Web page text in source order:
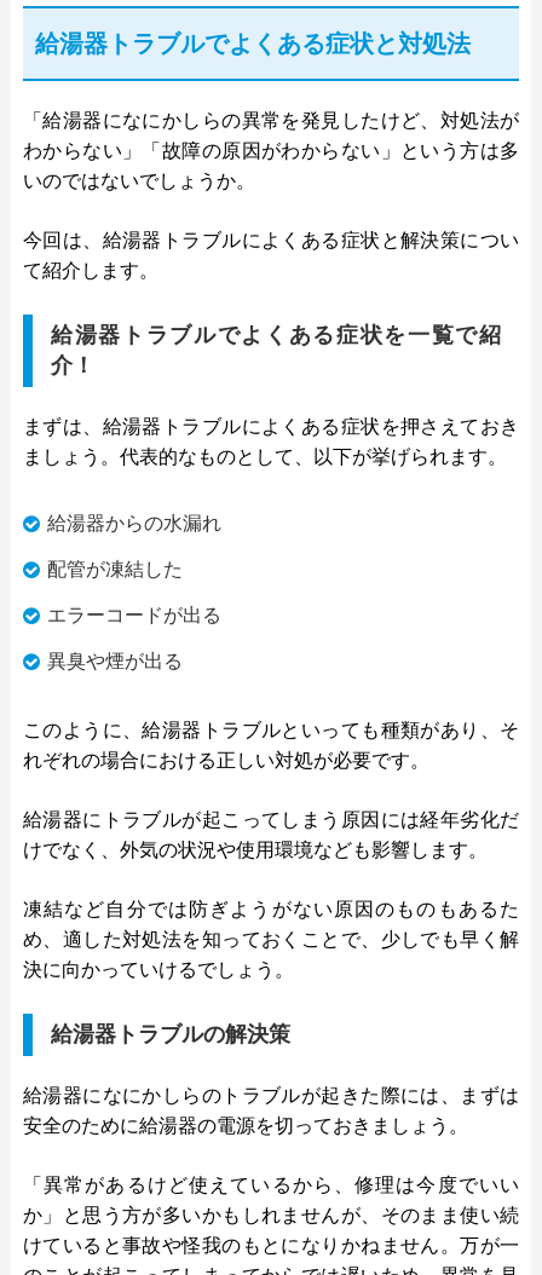
給湯器トラブルでよくある症状と対処法
「給湯器になにかしらの異常を発見したけど、対処法が
わからない」「故障の原因がわからない」という方は多
いのではないでしょうか。
今回は、給湯器トラブルによくある症状と解決策につい
て紹介します。
給湯器トラブルでよくある症状を一覧で紹
介！
まずは、給湯器トラブルによくある症状を押さえておき
ましょう。代表的なものとして、以下が挙げられます。
給湯器からの水漏れ
配管が凍結した
エラーコードが出る
異臭や煙が出る
このように、給湯器トラブルといっても種類があり、そ
れぞれの場合における正しい対処が必要です。
給湯器にトラブルが起こってしまう原因には経年劣化だ
けでなく、外気の状況や使用環境なども影響します。
凍結など自分では防ぎようがない原因のものもあるた
め、適した対処法を知っておくことで、少しでも早く解
決に向かっていけるでしょう。
給湯器トラブルの解決策
給湯器になにかしらのトラブルが起きた際には、まずは
安全のために給湯器の電源を切っておきましょう。
「異常があるけど使えているから、修理は今度でいい
か」と思う方が多いかもしれませんが、そのまま使い続
けていると事故や怪我のもとになりかねません。万が一